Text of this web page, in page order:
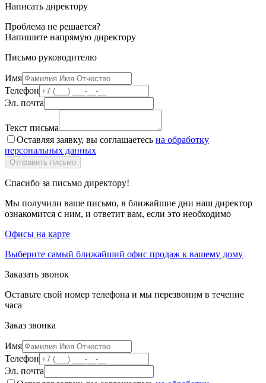
Написать директору
Проблема не решается?
Напишите напрямую директору
Письмо руководителю
Имя
Телефон
Эл. почта
Текст письма
Оставляя заявку, вы соглашаетесь на обработку
персональных данных
Спасибо за письмо директору!
Мы получили ваше письмо, в ближайшие дни наш директор
ознакомится с ним, и ответит вам, если это необходимо
Офисы на карте
Выберите самый ближайший офис продаж к вашему дому
Заказать звонок
Оставьте свой номер телефона и мы перезвоним в течение
часа
Заказ звонка
Имя
Телефон
Эл. почта